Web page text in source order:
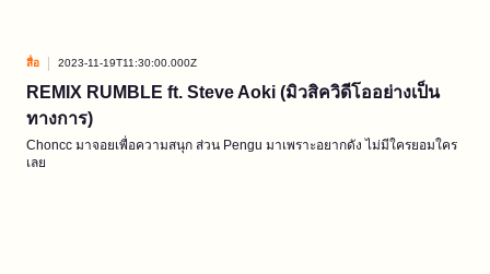
สื่อ 2023-11-19T11:30:00.000Z
REMIX RUMBLE ft. Steve Aoki (มิวสิควิดีโออย่างเป็น
ทางการ)
Choncc มาจอยเพื่อความสนุก ส่วน Pengu มาเพราะอยากดัง ไม่มีใครยอมใคร
เลย